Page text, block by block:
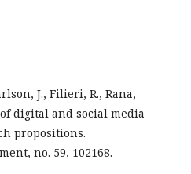
J., Filieri, R., Rana,
digital and social media
propositions.
no. 59, 102168.